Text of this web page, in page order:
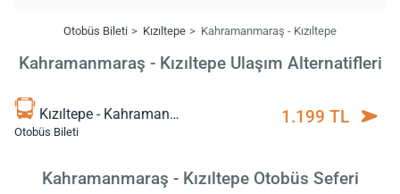
Otobüs Bileti Kızıltepe Kahramanmaraş - Kızıltepe
Kahramanmaraş - Kızıltepe Ulaşım Alternatifleri
Kızıltepe - Kahramanmaraş
Otobüs Bileti
1.199 TL
Kahramanmaraş - Kızıltepe Otobüs Seferi